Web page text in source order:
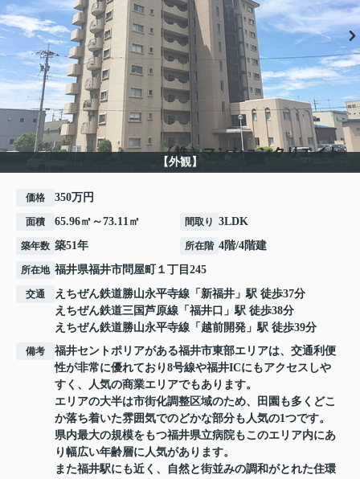
【外観】
価格 350万円
面積 65.96㎡～73.11㎡ 間取り 3LDK
築年数 築51年 所在階 4階/4階建
所在地 福井県福井市問屋町 １丁目245
交通 えちぜん鉄道勝山永平寺線 「 新福井 」駅 徒歩37分
えちぜん鉄道三国芦原線 「 福井口 」駅 徒歩38分
えちぜん鉄道勝山永平寺線 「 越前開発 」駅 徒歩39分
備考
福井セントポリアがある福井市東部エリアは、交通利便
性が非常に優れており8号線や福井ICにもアクセスしや
すく、人気の商業エリアでもあります。
エリアの大半は市街化調整区域のため、田園も多くどこ
か落ち着いた雰囲気でのどかな部分も人気の1つです。
県内最大の規模をもつ福井県立病院もこのエリア内にあ
り幅広い年齢層に人気があります。
また福井駅にも近く、自然と街並みの調和がとれた住環